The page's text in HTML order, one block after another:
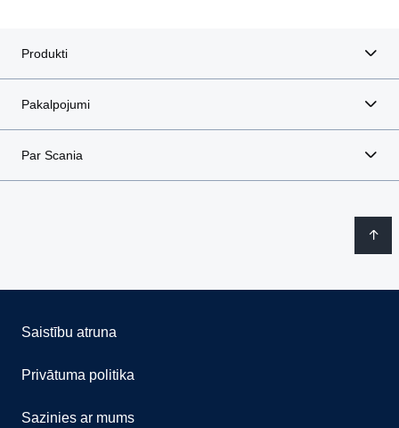
Produkti
Pakalpojumi
Par Scania
Saistību atruna
Privātuma politika
Sazinies ar mums